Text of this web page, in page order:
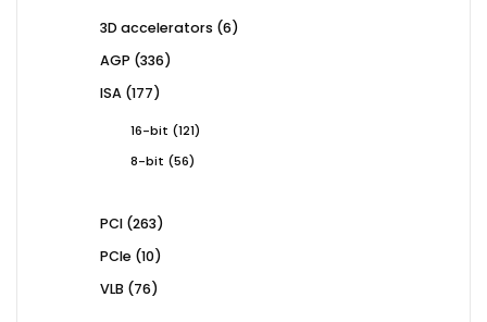
3D accelerators 66
AGP 336336
ISA 177177
16-bit 121121
8-bit
5656
PCI 263263
PCIe 1010
VLB 7676